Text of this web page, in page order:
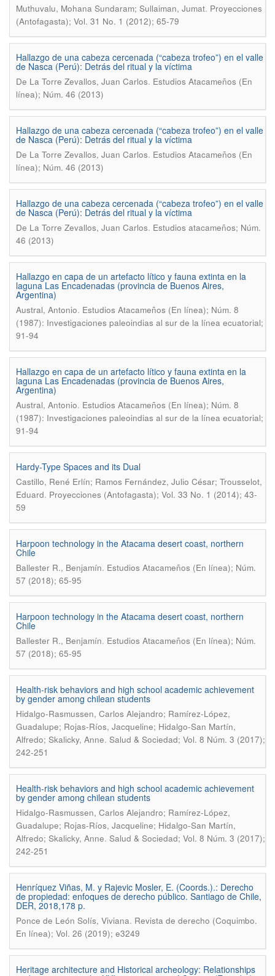
Muthuvalu, Mohana Sundaram; Sullaiman, Jumat. Proyecciones
(Antofagasta); Vol. 31 No. 1 (2012); 65-79
Hallazgo de una cabeza cercenada (“cabeza trofeo”) en el valle
de Nasca (Perú): Detrás del ritual y la víctima
De La Torre Zevallos, Juan Carlos. Estudios Atacameños (En
línea); Núm. 46 (2013)
Hallazgo de una cabeza cercenada (“cabeza trofeo”) en el valle
de Nasca (Perú): Detrás del ritual y la víctima
De La Torre Zevallos, Juan Carlos. Estudios Atacameños (En
línea); Núm. 46 (2013)
Hallazgo de una cabeza cercenada (“cabeza trofeo”) en el valle
de Nasca (Perú): Detrás del ritual y la víctima
De La Torre Zevallos, Juan Carlos. Estudios atacameños; Núm.
46 (2013)
Hallazgo en capa de un artefacto lítico y fauna extinta en la
laguna Las Encadenadas (provincia de Buenos Aires,
Argentina)
Austral, Antonio. Estudios Atacameños (En línea); Núm. 8
(1987): Investigaciones paleoindias al sur de la línea ecuatorial;
91-94
Hallazgo en capa de un artefacto lítico y fauna extinta en la
laguna Las Encadenadas (provincia de Buenos Aires,
Argentina)
Austral, Antonio. Estudios Atacameños (En línea); Núm. 8
(1987): Investigaciones paleoindias al sur de la línea ecuatorial;
91-94
Hardy-Type Spaces and its Dual
Castillo, René Erlín; Ramos Fernández, Julio César; Trousselot,
Eduard. Proyecciones (Antofagasta); Vol. 33 No. 1 (2014); 43-
59
Harpoon technology in the Atacama desert coast, northern
Chile
Ballester R., Benjamín. Estudios Atacameños (En línea); Núm.
57 (2018); 65-95
Harpoon technology in the Atacama desert coast, northern
Chile
Ballester R., Benjamín. Estudios Atacameños (En línea); Núm.
57 (2018); 65-95
Health-risk behaviors and high school academic achievement
by gender among chilean students
Hidalgo-Rasmussen, Carlos Alejandro; Ramírez-López,
Guadalupe; Rojas-Ríos, Jacqueline; Hidalgo-San Martín,
Alfredo; Skalicky, Anne. Salud & Sociedad; Vol. 8 Núm. 3 (2017);
242-251
Health-risk behaviors and high school academic achievement
by gender among chilean students
Hidalgo-Rasmussen, Carlos Alejandro; Ramírez-López,
Guadalupe; Rojas-Ríos, Jacqueline; Hidalgo-San Martín,
Alfredo; Skalicky, Anne. Salud & Sociedad; Vol. 8 Núm. 3 (2017);
242-251
Henríquez Viñas, M. y Rajevic Mosler, E. (Coords.).: Derecho
de propiedad: enfoques de derecho público. Santiago de Chile,
DER, 2018,178 p.
Ponce de León Solís, Viviana. Revista de derecho (Coquimbo.
En línea); Vol. 26 (2019); e3249
Heritage architecture and Historical archeology: Relationships